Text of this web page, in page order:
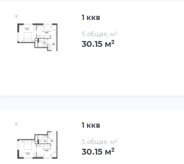
1 ккв
S общая, м²
30.15 м²
1 ккв
S общая, м²
30.15 м²